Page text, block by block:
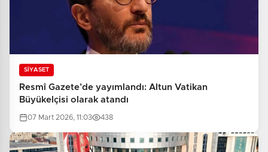
SİYASET
Resmî Gazete’de yayımlandı: Altun Vatikan
Büyükelçisi olarak atandı
07 Mart 2026, 11:03 438